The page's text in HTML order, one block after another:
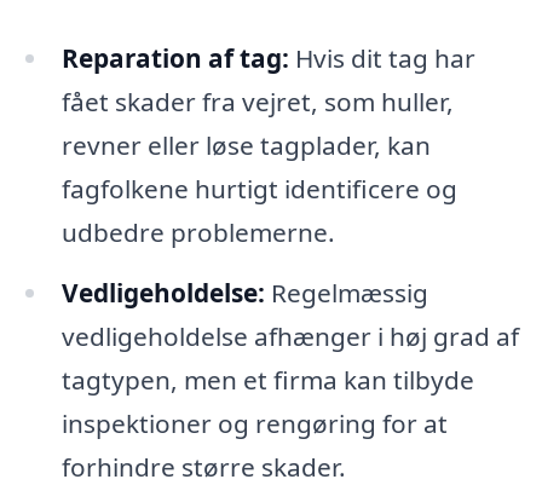
Reparation af tag: Hvis dit tag har
fået skader fra vejret, som huller,
revner eller løse tagplader, kan
fagfolkene hurtigt identificere og
udbedre problemerne.
Vedligeholdelse: Regelmæssig
vedligeholdelse afhænger i høj grad af
tagtypen, men et firma kan tilbyde
inspektioner og rengøring for at
forhindre større skader.